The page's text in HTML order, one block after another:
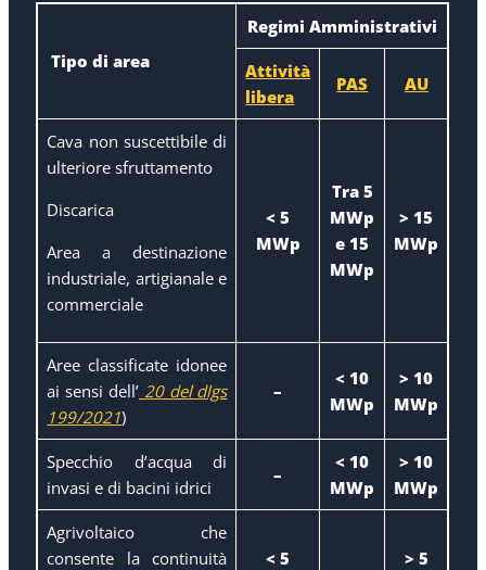
Tipo di area
Regimi Amministrativi
Attività
libera
PAS AU
Cava non suscettibile di
ulteriore sfruttamento
Discarica
Area a destinazione
industriale, artigianale e
commerciale
< 5
MWp
Tra 5
MWp
e 15
MWp
> 15
MWp
Aree classificate idonee
ai sensi dell’20 del dlgs
199/2021)
–
< 10
MWp
> 10
MWp
Specchio d’acqua di
invasi e di bacini idrici
–
< 10
MWp
> 10
MWp
Agrivoltaico che
consente la continuità
< 5 > 5